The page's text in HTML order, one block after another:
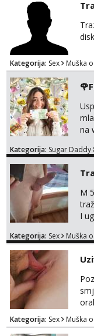
Kategorija: Sex Muška
na
Kategorija: Sugar Daddy
M
I
Kategorija: Sex Muška
Kategorija: Sex Muška